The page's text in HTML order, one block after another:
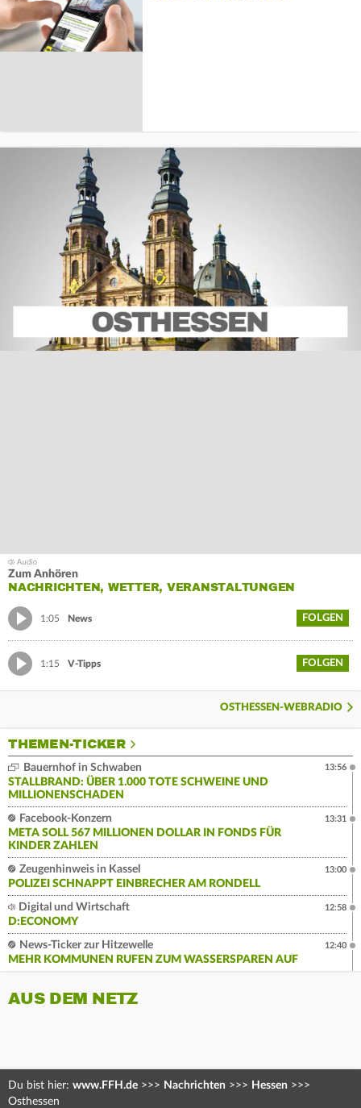
Zum Anhören
NACHRICHTEN, WETTER, VERANSTALTUNGEN
1:05 News FOLGEN
1:15 V-Tipps FOLGEN
OSTHESSEN-WEBRADIO
THEMEN-TICKER
Bauernhof in Schwaben
STALLBRAND: ÜBER 1.000 TOTE SCHWEINE UND
MILLIONENSCHADEN
13:56
Facebook-Konzern
META SOLL 567 MILLIONEN DOLLAR IN FONDS FÜR
KINDER ZAHLEN
13:31
Zeugenhinweis in Kassel
POLIZEI SCHNAPPT EINBRECHER AM RONDELL
13:00
Digital und Wirtschaft
D:ECONOMY
12:58
News-Ticker zur Hitzewelle
MEHR KOMMUNEN RUFEN ZUM WASSERSPAREN AUF
12:40
AUS DEM NETZ
Du bist hier: www.FFH.de >>> Nachrichten >>> Hessen >>>
Osthessen